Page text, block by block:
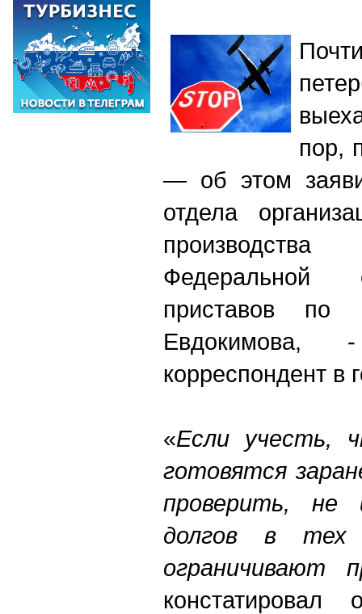
пор,
— об этом
отдела
Федеральной
приставов по
корреспондент в
«Если учесть,
готовятся
проверить,
долгов в тех
ограничивают